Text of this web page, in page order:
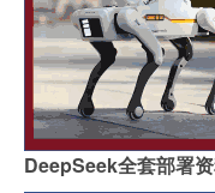
DeepSeek全套部署